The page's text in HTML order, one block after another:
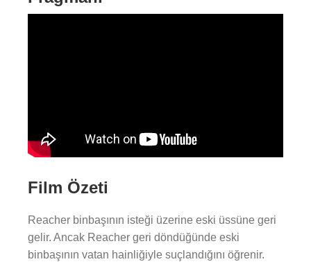
Film Özeti
Reacher binbaşının isteği üzerine eski üssüne geri
gelir. Ancak Reacher geri döndüğünde eski
binbaşının vatan hainliğiyle suçlandığını öğrenir.